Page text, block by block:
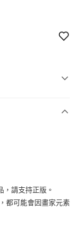
請支持正版。
都可能會因畫家元素